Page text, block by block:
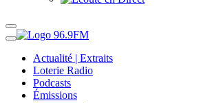
Actualité | Extraits
Loterie Radio
Podcasts
Émissions